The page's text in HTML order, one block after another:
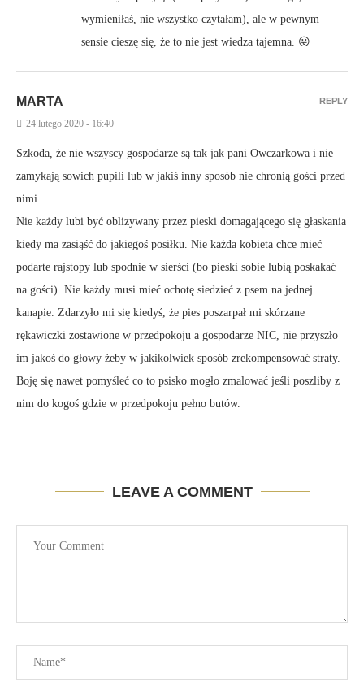
wymieniłaś, nie wszystko czytałam), ale w pewnym
sensie cieszę się, że to nie jest wiedza tajemna. 😛
MARTA
24 lutego 2020 - 16:40
Szkoda, że nie wszyscy gospodarze są tak jak pani Owczarkowa i nie
zamykają sowich pupili lub w jakiś inny sposób nie chronią gości przed
nimi.
Nie każdy lubi być oblizywany przez pieski domagającego się głaskania
kiedy ma zasiąść do jakiegoś posiłku. Nie każda kobieta chce mieć
podarte rajstopy lub spodnie w sierści (bo pieski sobie lubią poskakać
na gości). Nie każdy musi mieć ochotę siedzieć z psem na jednej
kanapie. Zdarzyło mi się kiedyś, że pies poszarpał mi skórzane
rękawiczki zostawione w przedpokoju a gospodarze NIC, nie przyszło
im jakoś do głowy żeby w jakikolwiek sposób zrekompensować straty.
Boję się nawet pomyśleć co to psisko mogło zmalować jeśli poszliby z
nim do kogoś gdzie w przedpokoju pełno butów.
REPLY
LEAVE A COMMENT